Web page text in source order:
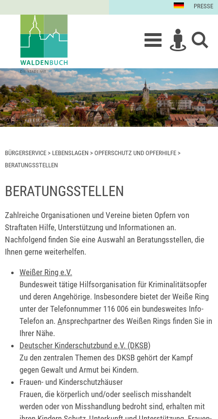
PRESSE
BÜRGERSERVICE > LEBENSLAGEN > OPFERSCHUTZ UND OPFERHILFE >
BERATUNGSSTELLEN
BERATUNGSSTELLEN
Zahlreiche Organisationen und Vereine bieten Opfern von
Straftaten Hilfe, Unterstützung und Informationen an.
Nachfolgend finden Sie eine Auswahl an Beratungsstellen, die
Ihnen gerne weiterhelfen.
Weißer Ring e.V.
Bundesweit tätige Hilfsorganisation für Kriminalitätsopfer
und deren Angehörige. Insbesondere bietet der Weiße Ring
unter der Telefonnummer 116 006 ein bundesweites Info-
Telefon an.Ansprechpartner des Weißen Rings finden Sie in
Ihrer Nähe.
Deutscher Kinderschutzbund e.V. (DKSB)
Zu den zentralen Themen des DKSB gehört der Kampf
gegen Gewalt und Armut bei Kindern.
Frauen- und Kinderschutzhäuser
Frauen, die körperlich und/oder seelisch misshandelt
werden oder von Misshandlung bedroht sind, erhalten mit